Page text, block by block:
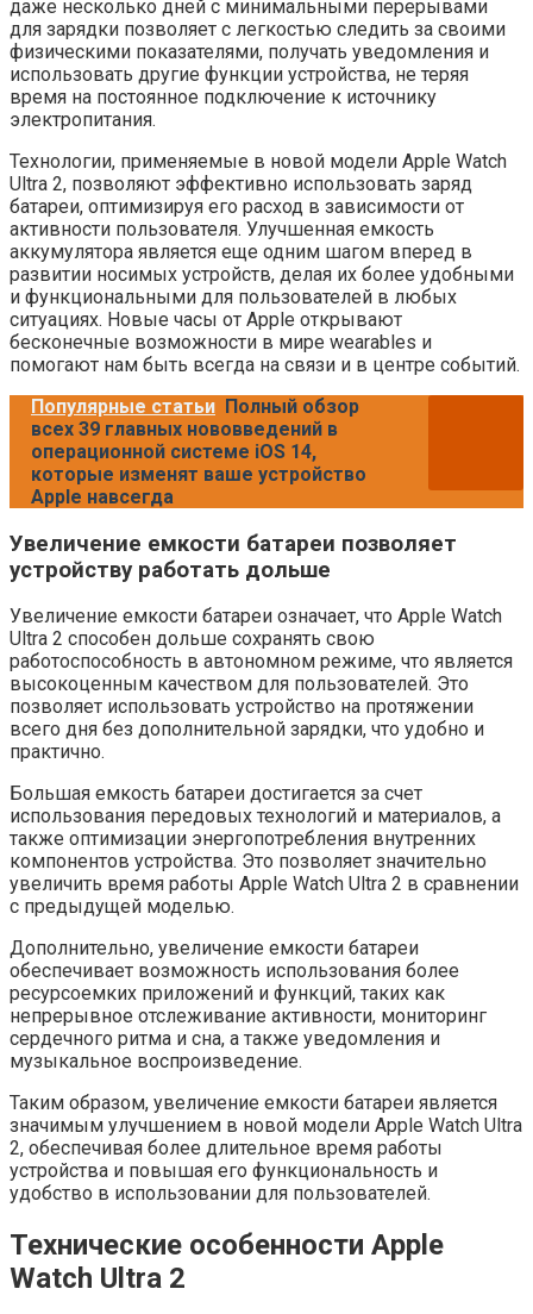
даже несколько дней с минимальными перерывами
для зарядки позволяет с легкостью следить за своими
физическими показателями, получать уведомления и
использовать другие функции устройства, не теряя
время на постоянное подключение к источнику
электропитания.
Технологии, применяемые в новой модели Apple Watch
Ultra 2, позволяют эффективно использовать заряд
батареи, оптимизируя его расход в зависимости от
активности пользователя. Улучшенная емкость
аккумулятора является еще одним шагом вперед в
развитии носимых устройств, делая их более удобными
и функциональными для пользователей в любых
ситуациях. Новые часы от Apple открывают
бесконечные возможности в мире wearables и
помогают нам быть всегда на связи и в центре событий.
Популярные статьи Полный обзор
всех 39 главных нововведений в
операционной системе iOS 14,
которые изменят ваше устройство
Apple навсегда
Увеличение емкости батареи позволяет
устройству работать дольше
Увеличение емкости батареи означает, что Apple Watch
Ultra 2 способен дольше сохранять свою
работоспособность в автономном режиме, что является
высокоценным качеством для пользователей. Это
позволяет использовать устройство на протяжении
всего дня без дополнительной зарядки, что удобно и
практично.
Большая емкость батареи достигается за счет
использования передовых технологий и материалов, а
также оптимизации энергопотребления внутренних
компонентов устройства. Это позволяет значительно
увеличить время работы Apple Watch Ultra 2 в сравнении
с предыдущей моделью.
Дополнительно, увеличение емкости батареи
обеспечивает возможность использования более
ресурсоемких приложений и функций, таких как
непрерывное отслеживание активности, мониторинг
сердечного ритма и сна, а также уведомления и
музыкальное воспроизведение.
Таким образом, увеличение емкости батареи является
значимым улучшением в новой модели Apple Watch Ultra
2, обеспечивая более длительное время работы
устройства и повышая его функциональность и
удобство в использовании для пользователей.
Технические особенности Apple
Watch Ultra 2